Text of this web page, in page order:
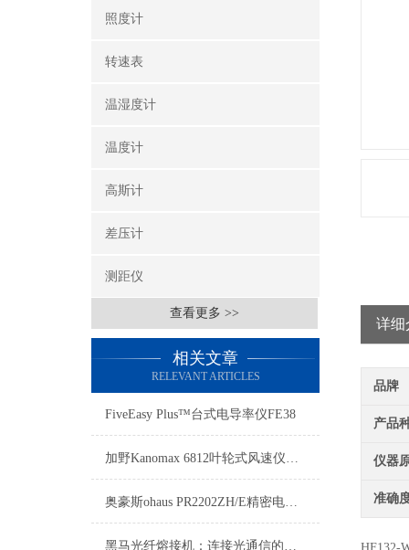
照度计
转速表
温湿度计
温度计
高斯计
差压计
测距仪
查看更多 >>
相关文章
RELEVANT ARTICLES
FiveEasy Plus™台式电导率仪FE38
加野Kanomax 6812叶轮式风速仪风速、温湿度、风量任选测试
奥豪斯ohaus PR2202ZH/E精密电子秤
黑马光纤熔接机：连接光通信的关键设备
详细
品牌
产品
仪器
准确